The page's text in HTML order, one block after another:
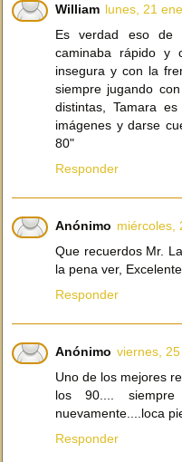
William lunes, 21
Es verdad eso de
caminaba rápido y
insegura y con la
siempre jugando
distintas, Tamara
imágenes y darse
80"
Responder
Anónimo miércoles,
Que recuerdos Mr.
la pena ver,
Responder
Anónimo viernes,
Uno de los mejores
los 90....
nuevamente....loca
Responder